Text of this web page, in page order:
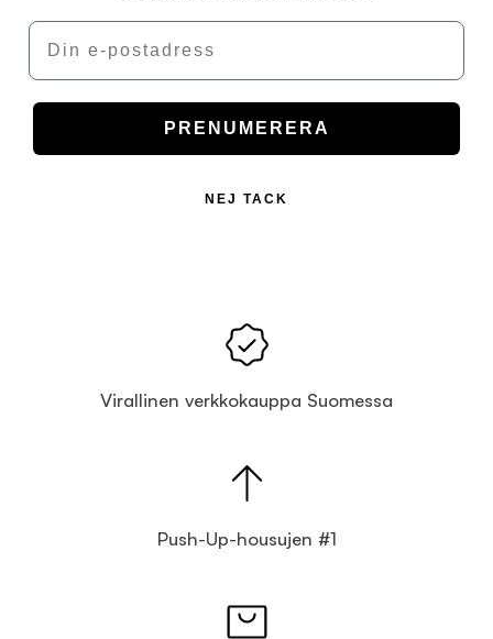
Email
PRENUMERERA
NEJ TACK
Virallinen verkkokauppa Suomessa
Push-Up-housujen #1